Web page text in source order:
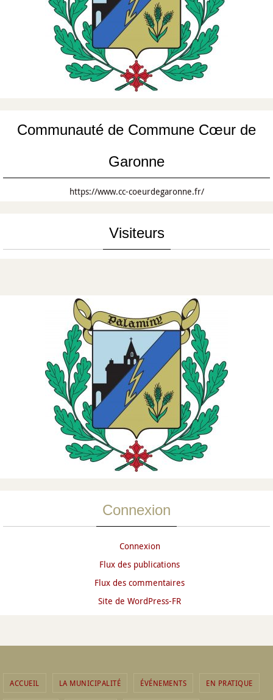
Communauté de Commune Cœur de
Garonne
https://www.cc-coeurdegaronne.fr/
Visiteurs
Connexion
Connexion
Flux des publications
Flux des commentaires
Site de WordPress-FR
ACCUEIL LA MUNICIPALITÉ ÉVÉNEMENTS EN PRATIQUE